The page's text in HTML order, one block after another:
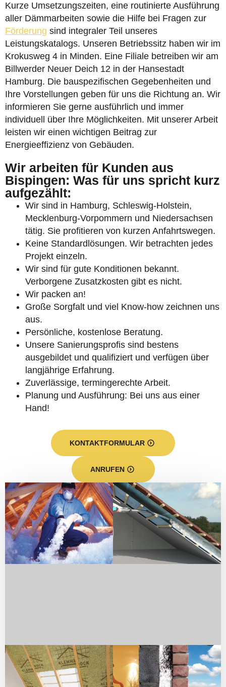
Kurze Umsetzungszeiten, eine routinierte Ausführung
aller Dämmarbeiten sowie die Hilfe bei Fragen zur
Förderung sind integraler Teil unseres
Leistungskatalogs. Unseren Betriebssitz haben wir im
Krokusweg 4 in Minden. Eine Filiale betreiben wir am
Billwerder Neuer Deich 12 in der Hansestadt
Hamburg. Die bauspezifischen Gegebenheiten und
Ihre Vorstellungen geben für uns die Richtung an. Wir
informieren Sie gerne ausführlich und immer
individuell über Ihre Möglichkeiten. Mit unserer Arbeit
leisten wir einen wichtigen Beitrag zur
Energieeffizienz von Gebäuden.
Wir arbeiten für Kunden aus
Bispingen: Was für uns spricht kurz
aufgezählt:
Wir sind in Hamburg, Schleswig-Holstein,
Mecklenburg-Vorpommern und Niedersachsen
tätig. Sie profitieren von kurzen Anfahrtswegen.
Keine Standardlösungen. Wir betrachten jedes
Projekt einzeln.
Wir sind für gute Konditionen bekannt.
Verborgene Zusatzkosten gibt es nicht.
Wir packen an!
Große Sorgfalt und viel Know-how zeichnen uns
aus.
Persönliche, kostenlose Beratung.
Unsere Sanierungsprofis sind bestens
ausgebildet und qualifiziert und verfügen über
langjährige Erfahrung.
Zuverlässige, termingerechte Arbeit.
Planung und Ausführung: Bei uns aus einer
Hand!
KONTAKTFORMULAR
ANRUFEN